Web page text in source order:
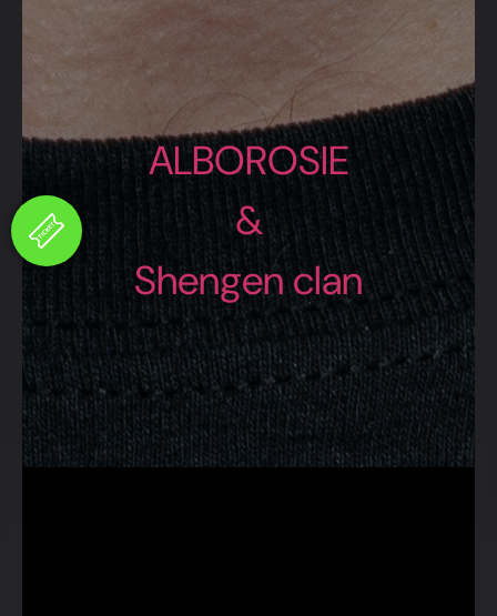
ALBOROSIE
&
Shengen clan